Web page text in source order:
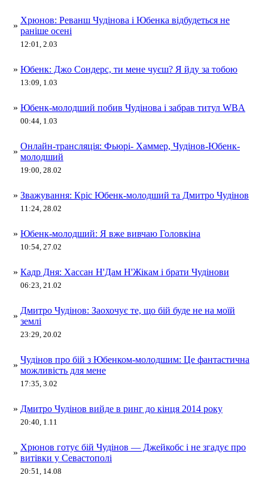
»
Хрюнов: Реванш Чудінова і Юбенка відбудеться не
раніше осені
12:01, 2.03
» Юбенк: Джо Сондерс, ти мене чуєш? Я йду за тобою
13:09, 1.03
» Юбенк-молодший побив Чудінова і забрав титул WBA
00:44, 1.03
»
Онлайн-трансляція: Фьюрі- Хаммер, Чудінов-Юбенк-
молодший
19:00, 28.02
» Зважування: Кріс Юбенк-молодший та Дмитро Чудінов
11:24, 28.02
» Юбенк-молодший: Я вже вивчаю Головкіна
10:54, 27.02
» Кадр Дня: Хассан Н'Дам Н'Жікам і брати Чудінови
06:23, 21.02
»
Дмитро Чудінов: Заохочує те, що бій буде не на моїй
землі
23:29, 20.02
»
Чудінов про бій з Юбенком-молодшим: Це фантастична
можливість для мене
17:35, 3.02
» Дмитро Чудінов вийде в ринг до кінця 2014 року
20:40, 1.11
»
Хрюнов готує бій Чудінов — Джейкобс і не згадує про
витівки у Севастополі
20:51, 14.08